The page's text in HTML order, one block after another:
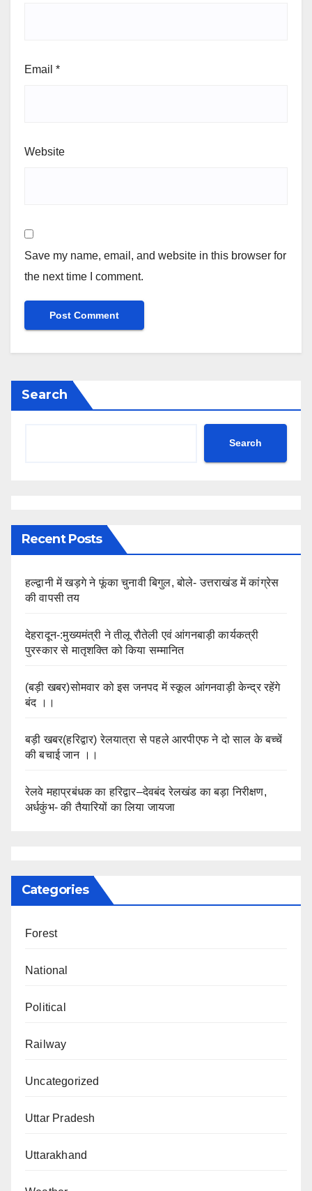
Email *
Website
Save my name, email, and website in this browser for
the next time I comment.
Search
Search
Recent Posts
हल्द्वानी में खड़गे ने फूंका चुनावी बिगुल, बोले- उत्तराखंड में कांग्रेस
की वापसी तय
देहरादून-:मुख्यमंत्री ने तीलू रौतेली एवं आंगनबाड़ी कार्यकत्री
पुरस्कार से मातृशक्ति को किया सम्मानित
(बड़ी खबर)सोमवार को इस जनपद में स्कूल आंगनवाड़ी केन्द्र रहेंगे
बंद ।।
बड़ी खबर(हरिद्वार) रेलयात्रा से पहले आरपीएफ ने दो साल के बच्चें
की बचाई जान ।।
रेलवे महाप्रबंधक का हरिद्वार–देवबंद रेलखंड का बड़ा निरीक्षण,
अर्धकुंभ- की तैयारियों का लिया जायजा
Categories
Forest
National
Political
Railway
Uncategorized
Uttar Pradesh
Uttarakhand